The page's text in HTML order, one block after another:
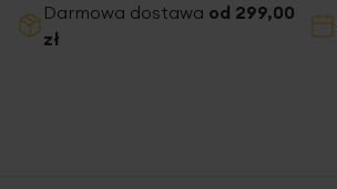
Darmowa dostawa od 299,00
zł